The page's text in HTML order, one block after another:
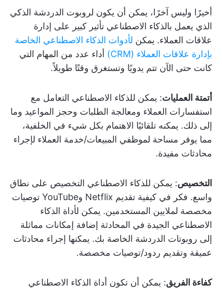
أخيرًا وليس آخرًا، يمكن أن يكون لروبوت الدردشة الذكي
الذي يعمل بالذكاء الاصطناعي تأثير كبير على إدارة
علاقات العملاء. يمكن لأدوات الذكاء الاصطناعي الخاصة
بإدارة علاقات العملاء (CRM)
أداء عدد من المهام التي
كانت حتى الآن تتم يدويًا وتستغرق وقتًا طويلاً.
أتمتة العمليات: يمكن للذكاء الاصطناعي التعامل مع
استفسارات العملاء ومعالجة الطلبات وحجز المواعيد وما
إلى ذلك. يمكنه تلقائيًا الاهتمام بكل شيء في الخلفية،
مما يوفر مساحة لموظفي المبيعات/خدمة العملاء لإجراء
محادثات مفيدة.
التخصيص: يمكن للذكاء الاصطناعي التخصيص على نطاق
واسع. فكر في كيفية تقديم Netflix وYouTube توصيات
مخصصة لملايين المستخدمين. يمكن لأداة الذكاء
الاصطناعي الجيدة في المحادثة إضافة إمكانات مماثلة
إلى روبوتات الدردشة الخاصة بك. يمكنها إجراء محادثات
عميقة وتقديم ردود/توصيات مخصصة.
كفاءة الفريق: يمكن أن تكون أداة الذكاء الاصطناعي